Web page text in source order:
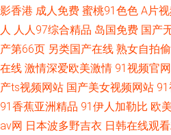
影香港 成人免费 蜜桃91色色 A片
人 人人97综合精品 岛国免费 国产
产第66页 另类国产在线 熟女自拍
在线 激情深爱欧美激情 91视频官
产ts视频网站 国产美女视频网站
91香蕉亚洲精品 91伊人加勒比 欧
av网 日本波多野吉衣 日韩在线观